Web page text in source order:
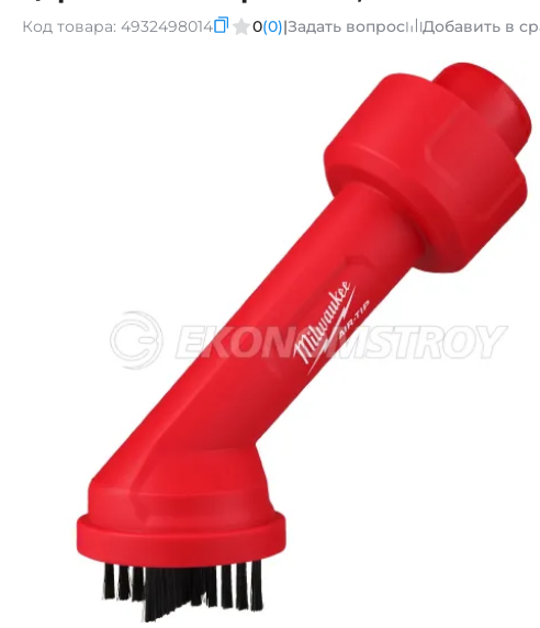
Код товара: 4932498014 0(0)|Задать вопрос Добавить в